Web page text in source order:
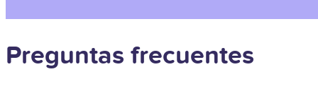
Preguntas frecuentes